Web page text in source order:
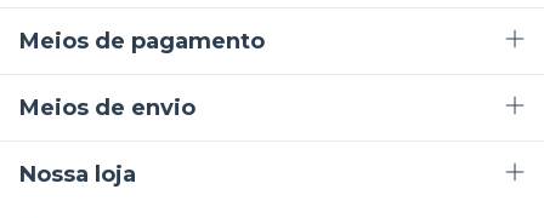
Meios de pagamento
Meios de envio
Nossa loja